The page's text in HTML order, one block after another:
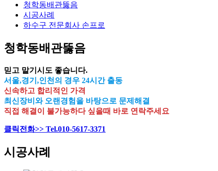
청학동배관뚫음
시공사례
하수구 전문회사 손프로
청학동배관뚫음
믿고 맡기시도 좋습니다.
서울,경기,인천의 경우 24시간 출동
신속하고 합리적인 가격
최신장비와 오랜경험을 바탕으로 문제해결
직접 해결이 불가능하다 싶을때 바로 연락주세요
클릭전화>> Tel.010-5617-3371
시공사례